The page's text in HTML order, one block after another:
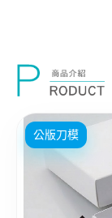
公版刀模